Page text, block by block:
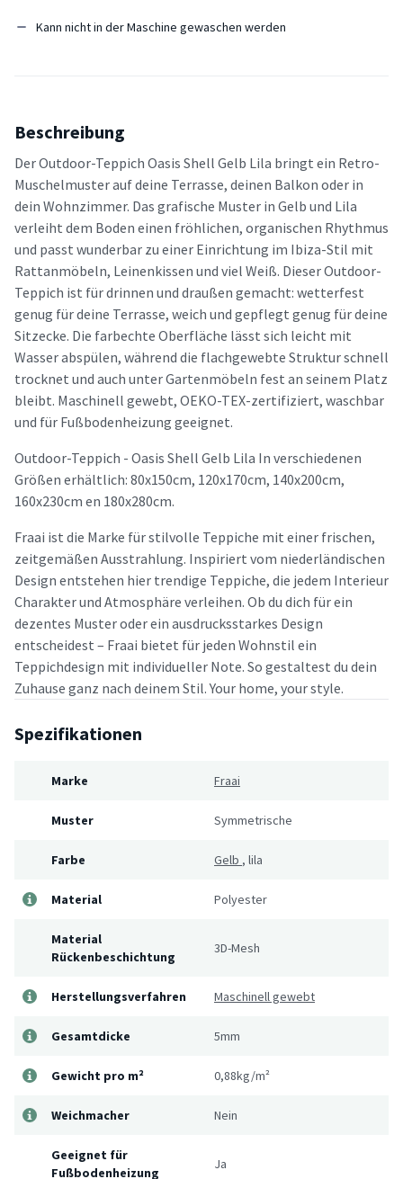
Kann nicht in der Maschine gewaschen werden
Beschreibung
Der Outdoor-Teppich Oasis Shell Gelb Lila bringt ein Retro-
Muschelmuster auf deine Terrasse, deinen Balkon oder in
dein Wohnzimmer. Das grafische Muster in Gelb und Lila
verleiht dem Boden einen fröhlichen, organischen Rhythmus
und passt wunderbar zu einer Einrichtung im Ibiza-Stil mit
Rattanmöbeln, Leinenkissen und viel Weiß. Dieser Outdoor-
Teppich ist für drinnen und draußen gemacht: wetterfest
genug für deine Terrasse, weich und gepflegt genug für deine
Sitzecke. Die farbechte Oberfläche lässt sich leicht mit
Wasser abspülen, während die flachgewebte Struktur schnell
trocknet und auch unter Gartenmöbeln fest an seinem Platz
bleibt. Maschinell gewebt, OEKO-TEX-zertifiziert, waschbar
und für Fußbodenheizung geeignet.
Outdoor-Teppich - Oasis Shell Gelb Lila In verschiedenen
Größen erhältlich: 80x150cm, 120x170cm, 140x200cm,
160x230cm en 180x280cm.
Fraai ist die Marke für stilvolle Teppiche mit einer frischen,
zeitgemäßen Ausstrahlung. Inspiriert vom niederländischen
Design entstehen hier trendige Teppiche, die jedem Interieur
Charakter und Atmosphäre verleihen. Ob du dich für ein
dezentes Muster oder ein ausdrucksstarkes Design
entscheidest – Fraai bietet für jeden Wohnstil ein
Teppichdesign mit individueller Note. So gestaltest du dein
Zuhause ganz nach deinem Stil. Your home, your style.
Spezifikationen
Marke Fraai
Muster Symmetrische
Farbe Gelb , lila
Material Polyester
Material
Rückenbeschichtung
3D-Mesh
Herstellungsverfahren Maschinell gewebt
Gesamtdicke 5mm
Gewicht pro m² 0,88kg/m²
Weichmacher Nein
Geeignet für
Fußbodenheizung
Ja